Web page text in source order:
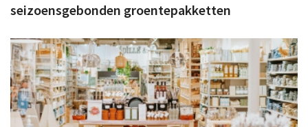
seizoensgebonden groentepakketten